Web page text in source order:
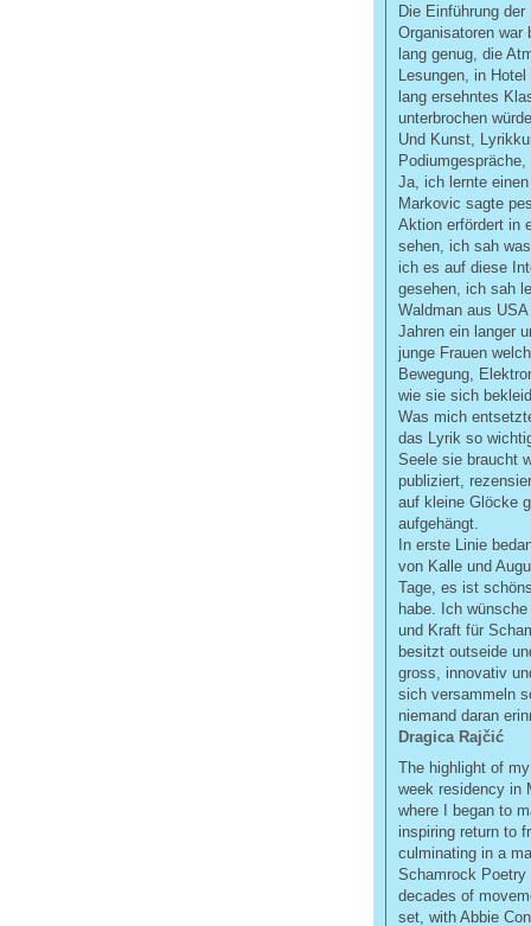
Die Einführung
Organisatoren war
lang genug, die
Lesungen, in
lang ersehntes
unterbrochen
Und Kunst,
Ja, ich lernte
Markovic sagte
Aktion erfördert in
sehen, ich sah
ich es auf diese
gesehen, ich sah
Waldman aus
Jahren ein langer
junge Frauen
Bewegung,
wie sie sich
Was mich
das Lyrik so
Seele sie braucht
publiziert,
auf kleine Glöcke
aufgehängt.
In erste Linie
von Kalle und
Tage, es ist
habe. Ich
und Kraft für
besitzt outseide
gross, innovativ
sich versammeln
niemand daran
Dragica Rajčić
The highlight of
week residency in
where I began to
inspiring return to
culminating in a
Schamrock
decades of
set, with Abbie